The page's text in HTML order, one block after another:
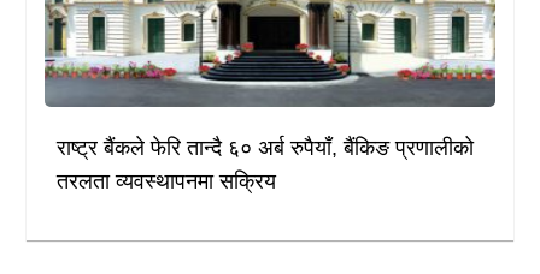
राष्ट्र बैंकले फेरि तान्दै ६० अर्ब रुपैयाँ, बैंकिङ प्रणालीको
तरलता व्यवस्थापनमा सक्रिय